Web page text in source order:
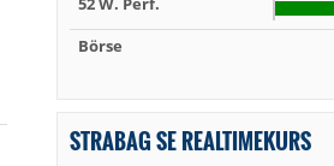
Börse
STRABAG SE REALTIMEKURS